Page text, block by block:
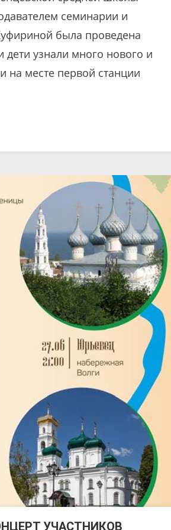
семинарии и
была проведена
дети узнали много нового и
на месте первой станции
УЧАСТНИКОВ